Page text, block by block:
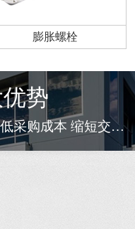
膨胀螺栓
势
多年行业技术沉淀 厂家直供 降低采购成本 缩短交货周期